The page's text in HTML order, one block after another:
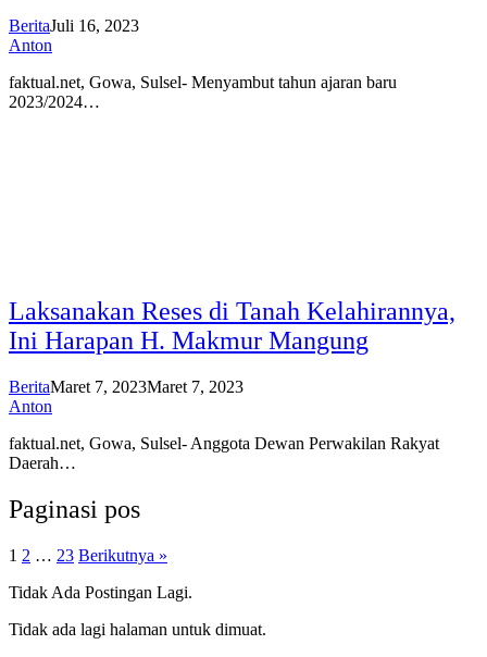
BeritaJuli 16, 2023
Anton
faktual.net, Gowa, Sulsel- Menyambut tahun ajaran baru
2023/2024…
Laksanakan Reses di Tanah Kelahirannya,
Ini Harapan H. Makmur Mangung
BeritaMaret 7, 2023Maret 7, 2023
Anton
faktual.net, Gowa, Sulsel- Anggota Dewan Perwakilan Rakyat
Daerah…
Paginasi pos
1 2 … 23 Berikutnya »
Tidak Ada Postingan Lagi.
Tidak ada lagi halaman untuk dimuat.